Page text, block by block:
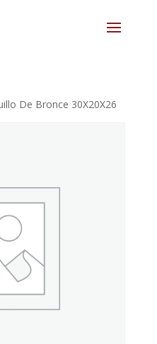
De Bronce 30X20X26